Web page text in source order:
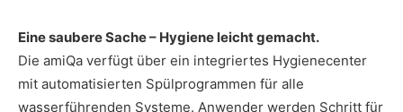
Eine saubere Sache – Hygiene leicht gemacht.
Die amiQa verfügt über ein integriertes Hygienecenter
mit automatisierten Spülprogrammen für alle
wasserführenden Systeme. Anwender werden Schritt für